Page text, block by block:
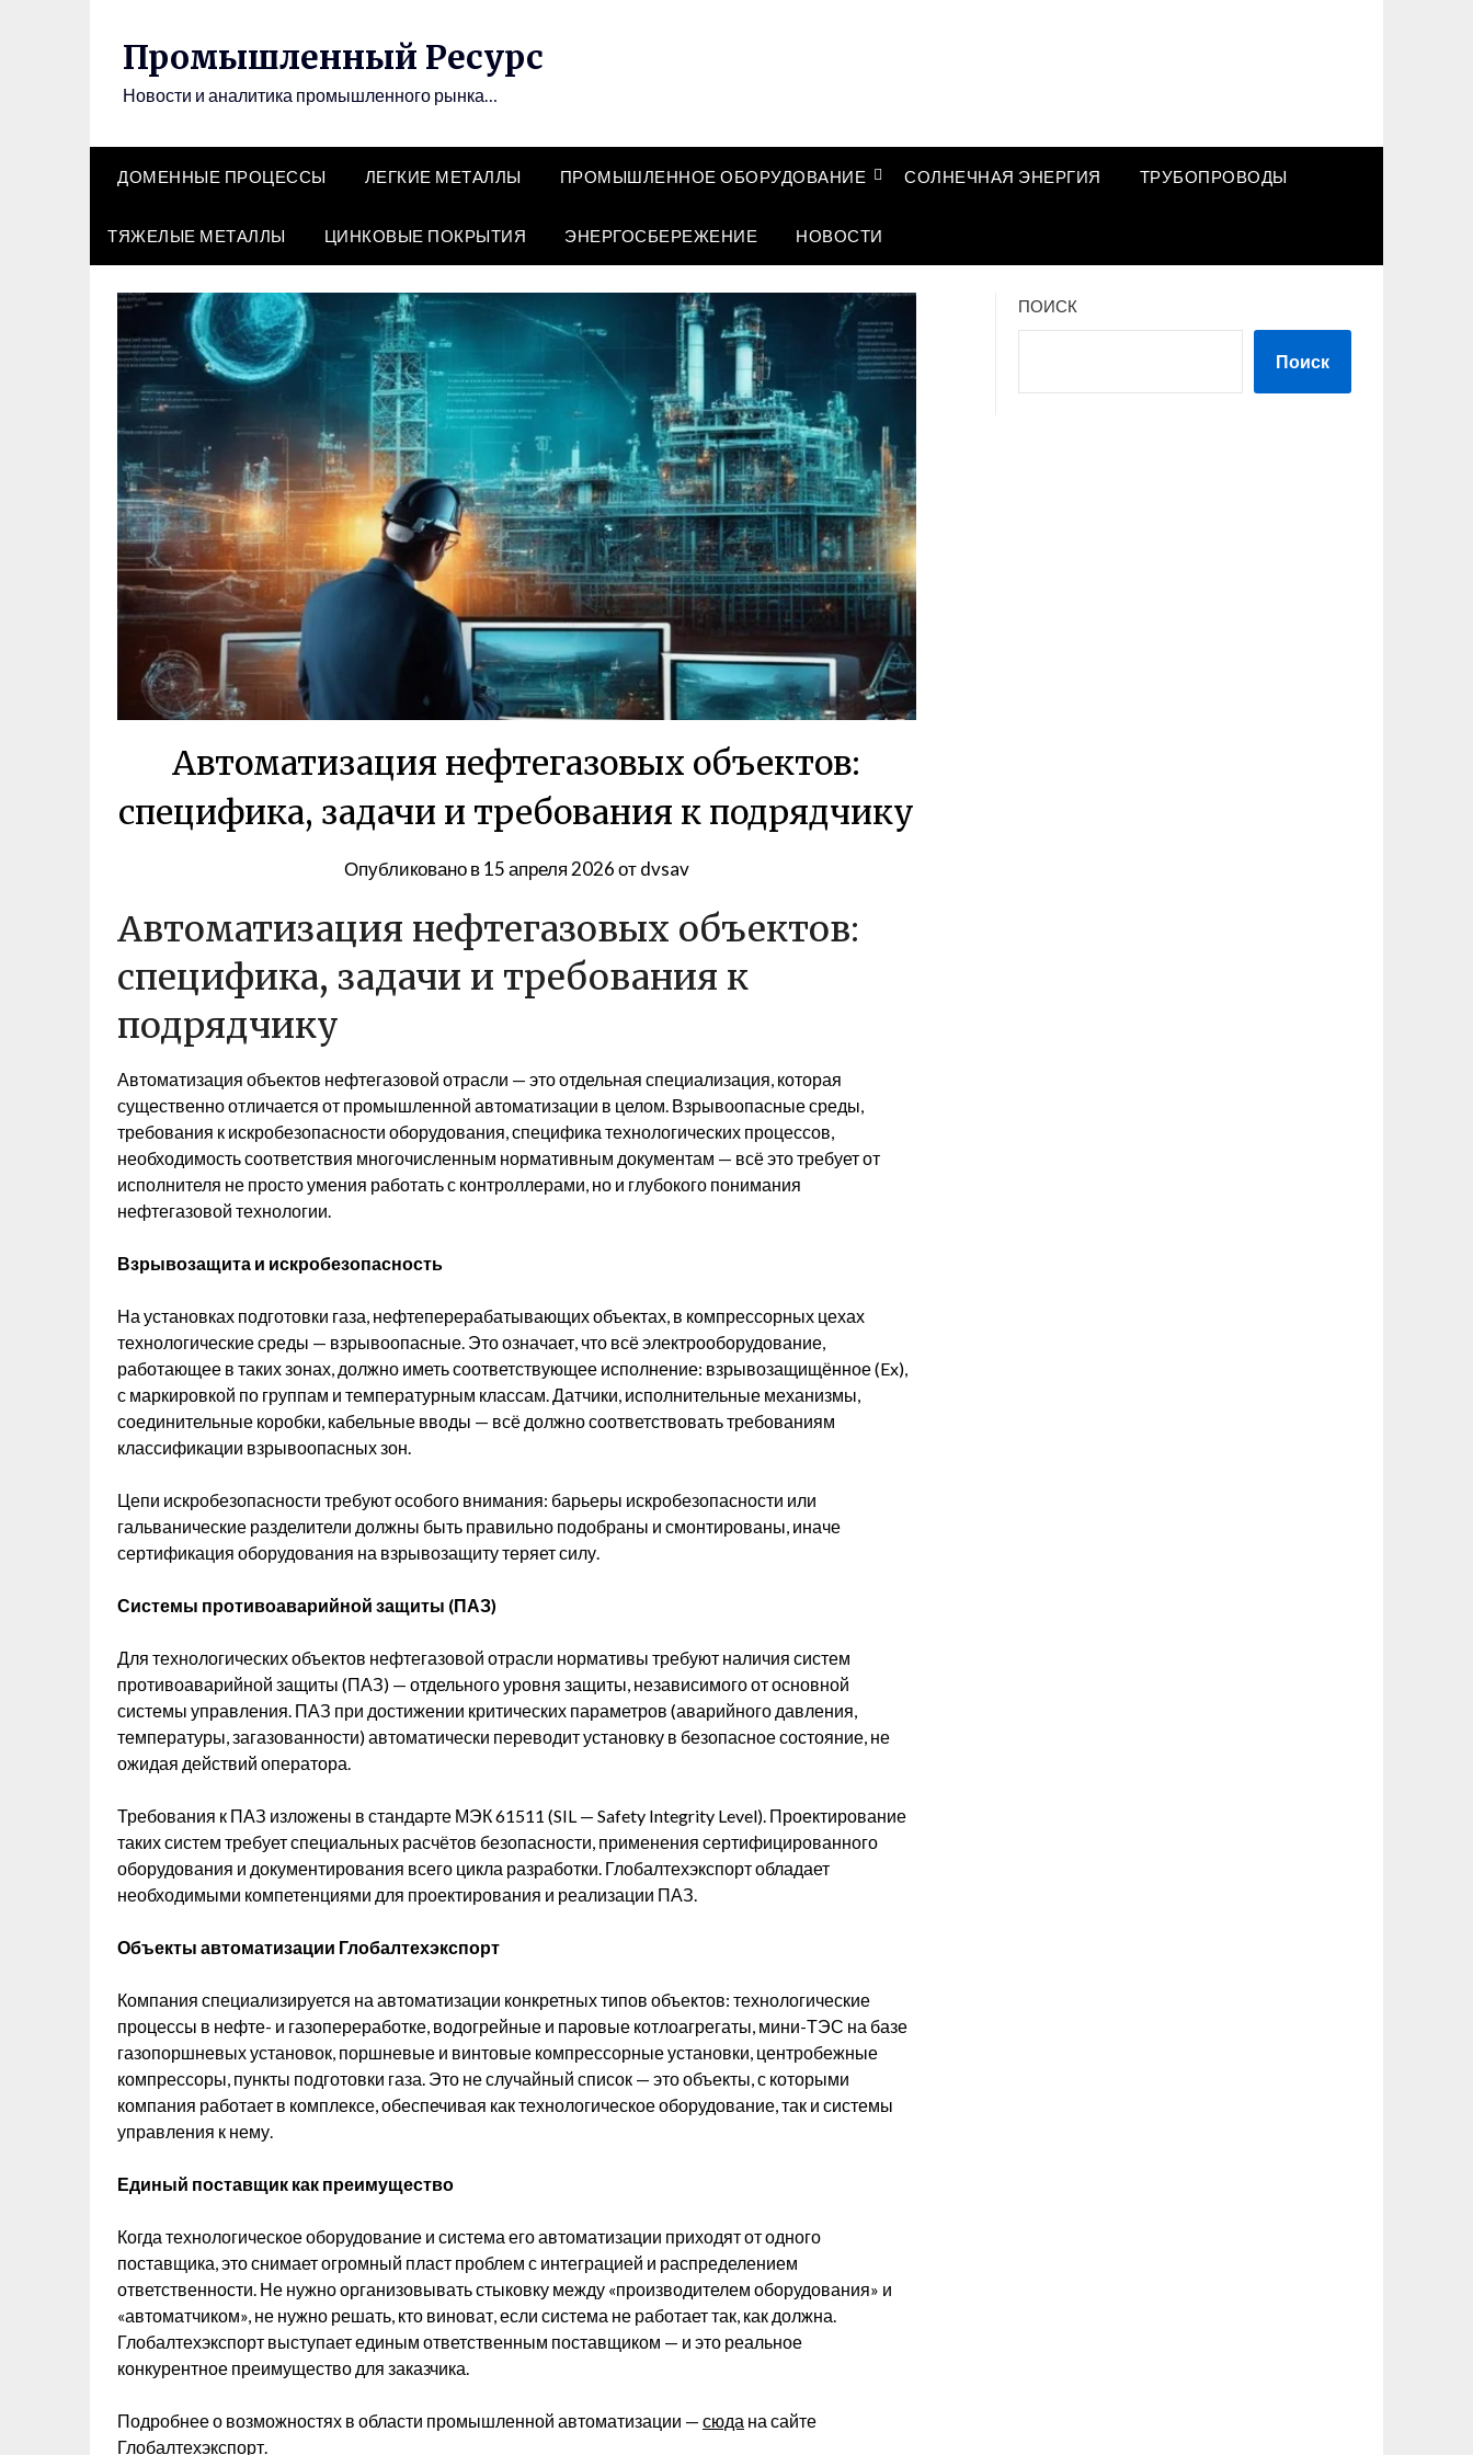
Промышленный Ресурс
Новости и аналитика промышленного рынка…
ДОМЕННЫЕ ПРОЦЕССЫ ЛЕГКИЕ МЕТАЛЛЫ ПРОМЫШЛЕННОЕ ОБОРУДОВАНИЕ СОЛНЕЧНАЯ ЭНЕРГИЯ ТРУБОПРОВОДЫ
ТЯЖЕЛЫЕ МЕТАЛЛЫ ЦИНКОВЫЕ ПОКРЫТИЯ ЭНЕРГОСБЕРЕЖЕНИЕ НОВОСТИ
Автоматизация нефтегазовых объектов:
специфика, задачи и требования к подрядчику
Опубликовано в15 апреля 2026отdvsav
Автоматизация нефтегазовых объектов:
специфика, задачи и требования к
подрядчику
Автоматизация объектов нефтегазовой отрасли — это отдельная специализация, которая
существенно отличается от промышленной автоматизации в целом. Взрывоопасные среды,
требования к искробезопасности оборудования, специфика технологических процессов,
необходимость соответствия многочисленным нормативным документам — всё это требует от
исполнителя не просто умения работать с контроллерами, но и глубокого понимания
нефтегазовой технологии.
Взрывозащита и искробезопасность
На установках подготовки газа, нефтеперерабатывающих объектах, в компрессорных цехах
технологические среды — взрывоопасные. Это означает, что всё электрооборудование,
работающее в таких зонах, должно иметь соответствующее исполнение: взрывозащищённое (Ex),
с маркировкой по группам и температурным классам. Датчики, исполнительные механизмы,
соединительные коробки, кабельные вводы — всё должно соответствовать требованиям
классификации взрывоопасных зон.
Цепи искробезопасности требуют особого внимания: барьеры искробезопасности или
гальванические разделители должны быть правильно подобраны и смонтированы, иначе
сертификация оборудования на взрывозащиту теряет силу.
Системы противоаварийной защиты (ПАЗ)
Для технологических объектов нефтегазовой отрасли нормативы требуют наличия систем
противоаварийной защиты (ПАЗ) — отдельного уровня защиты, независимого от основной
системы управления. ПАЗ при достижении критических параметров (аварийного давления,
температуры, загазованности) автоматически переводит установку в безопасное состояние, не
ожидая действий оператора.
Требования к ПАЗ изложены в стандарте МЭК 61511 (SIL — Safety Integrity Level). Проектирование
таких систем требует специальных расчётов безопасности, применения сертифицированного
оборудования и документирования всего цикла разработки. Глобалтехэкспорт обладает
необходимыми компетенциями для проектирования и реализации ПАЗ.
Объекты автоматизации Глобалтехэкспорт
Компания специализируется на автоматизации конкретных типов объектов: технологические
процессы в нефте- и газопереработке, водогрейные и паровые котлоагрегаты, мини-ТЭС на базе
газопоршневых установок, поршневые и винтовые компрессорные установки, центробежные
компрессоры, пункты подготовки газа. Это не случайный список — это объекты, с которыми
компания работает в комплексе, обеспечивая как технологическое оборудование, так и системы
управления к нему.
Единый поставщик как преимущество
Когда технологическое оборудование и система его автоматизации приходят от одного
поставщика, это снимает огромный пласт проблем с интеграцией и распределением
ответственности. Не нужно организовывать стыковку между «производителем оборудования» и
«автоматчиком», не нужно решать, кто виноват, если система не работает так, как должна.
Глобалтехэкспорт выступает единым ответственным поставщиком — и это реальное
конкурентное преимущество для заказчика.
Подробнее о возможностях в области промышленной автоматизации — сюда на сайте
Глобалтехэкспорт.
ПОИСК
Поиск